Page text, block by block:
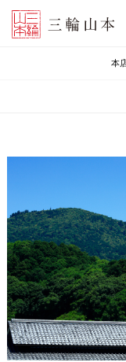
本